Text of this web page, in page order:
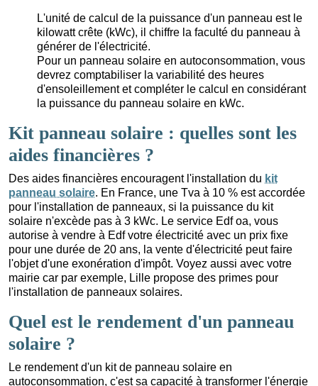
L'unité de calcul de la puissance d'un panneau est le
kilowatt crête (kWc), il chiffre la faculté du panneau à
générer de l'électricité.
Pour un panneau solaire en autoconsommation, vous
devrez comptabiliser la variabilité des heures
d'ensoleillement et compléter le calcul en considérant
la puissance du panneau solaire en kWc.
Kit panneau solaire : quelles sont les
aides financières ?
Des aides financières encouragent l'installation du kit
panneau solaire. En France, une Tva à 10 % est accordée
pour l'installation de panneaux, si la puissance du kit
solaire n'excède pas à 3 kWc. Le service Edf oa, vous
autorise à vendre à Edf votre électricité avec un prix fixe
pour une durée de 20 ans, la vente d'électricité peut faire
l'objet d'une exonération d'impôt. Voyez aussi avec votre
mairie car par exemple, Lille propose des primes pour
l'installation de panneaux solaires.
Quel est le rendement d'un panneau
solaire ?
Le rendement d'un kit de panneau solaire en
autoconsommation, c'est sa capacité à transformer l'énergie